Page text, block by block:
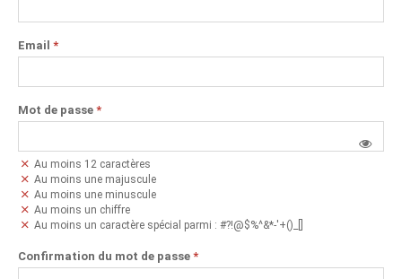
Email *
Mot de passe *
Au moins 12 caractères
Au moins une majuscule
Au moins une minuscule
Au moins un chiffre
Au moins un caractère spécial parmi : #?!@$%^&*-'+()_[]
Confirmation du mot de passe *